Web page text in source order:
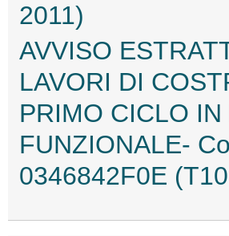
2011)
AVVISO
LAVORI DI
PRIMO CICLO
FUNZIONALE-
0346842F0E